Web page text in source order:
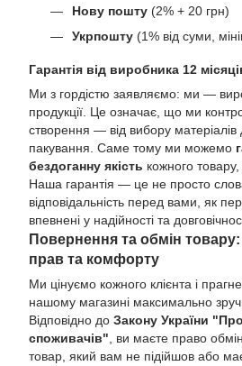
Нову пошту (2% + 20 грн)
Укрпошту (1% від суми,
Гарантія від виробника 12
Ми з гордістю заявляємо: ми —
продукції. Це означає, що ми
створення — від вибору
пакування. Саме тому ми можемо
бездоганну якість кожного
Наша гарантія — це не просто
відповідальність перед вами, як
впевнені у надійності та
Повернення та обмін
прав та комфорту
Ми цінуємо кожного клієнта і
нашому магазині максимально
Відповідно до Закону України
споживачів" , ви маєте право
товар, який вам не підійшов або